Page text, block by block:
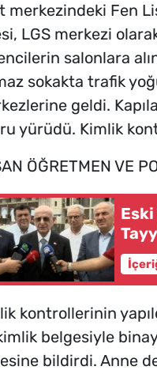
merkezindeki Fen
LGS merkezi
salonlara
sokakta trafik
geldi.
yürüdü. Kimlik
ÖĞRETMEN VE
Eski
kontrollerinin
belgesiyle
bildirdi. Anne